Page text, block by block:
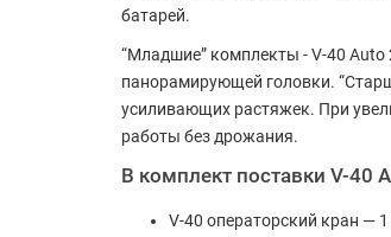
батарей.
“Младшие” комплекты - V-40 Auto
панорамирующей головки.
усиливающих растяжек. При
работы без дрожания.
В комплект поставки V-40
V-40 операторский кран —